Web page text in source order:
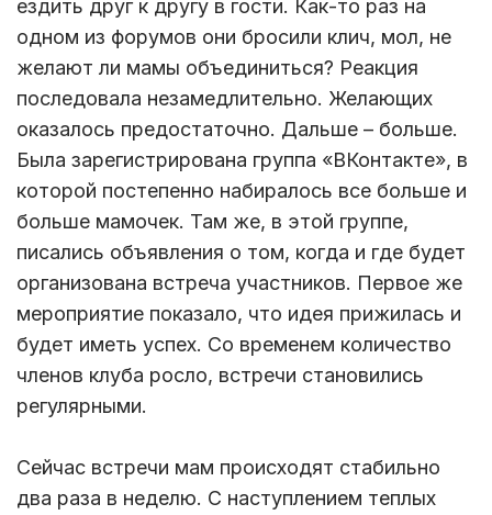
ездить друг к другу в гости. Как-то раз на
одном из форумов они бросили клич, мол, не
желают ли мамы объединиться? Реакция
последовала незамедлительно. Желающих
оказалось предостаточно. Дальше – больше.
Была зарегистрирована группа «ВКонтакте», в
которой постепенно набиралось все больше и
больше мамочек. Там же, в этой группе,
писались объявления о том, когда и где будет
организована встреча участников. Первое же
мероприятие показало, что идея прижилась и
будет иметь успех. Со временем количество
членов клуба росло, встречи становились
регулярными.
Сейчас встречи мам происходят стабильно
два раза в неделю. С наступлением теплых